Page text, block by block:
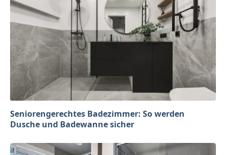
Seniorengerechtes Badezimmer: So werden
Dusche und Badewanne sicher